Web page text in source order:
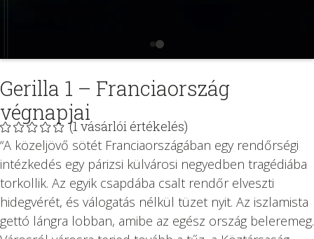
Gerilla 1 – Franciaország
végnapjai
(1vásárlói értékelés)
“A közeljövő sötét Franciaországában egy rendőrségi
intézkedés egy párizsi külvárosi negyedben tragédiába
torkollik. Az egyik csapdába csalt rendőr elveszti
hidegvérét, és válogatás nélkül tüzet nyit. Az iszlamista
gettó lángra lobban, amibe az egész ország beleremeg.